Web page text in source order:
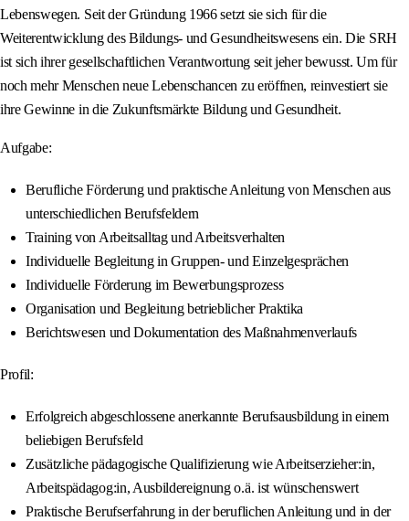
Lebenswegen. Seit der Gründung 1966 setzt sie sich für die
Weiterentwicklung des Bildungs- und Gesundheitswesens ein. Die SRH
ist sich ihrer gesellschaftlichen Verantwortung seit jeher bewusst. Um für
noch mehr Menschen neue Lebenschancen zu eröffnen, reinvestiert sie
ihre Gewinne in die Zukunftsmärkte Bildung und Gesundheit.
Aufgabe:
Berufliche Förderung und praktische Anleitung von Menschen aus
unterschiedlichen Berufsfeldern
Training von Arbeitsalltag und Arbeitsverhalten
Individuelle Begleitung in Gruppen- und Einzelgesprächen
Individuelle Förderung im Bewerbungsprozess
Organisation und Begleitung betrieblicher Praktika
Berichtswesen und Dokumentation des Maßnahmenverlaufs
Profil:
Erfolgreich abgeschlossene anerkannte Berufsausbildung in einem
beliebigen Berufsfeld
Zusätzliche pädagogische Qualifizierung wie Arbeitserzieher:in,
Arbeitspädagog:in, Ausbildereignung o.ä. ist wünschenswert
Praktische Berufserfahrung in der beruflichen Anleitung und in der